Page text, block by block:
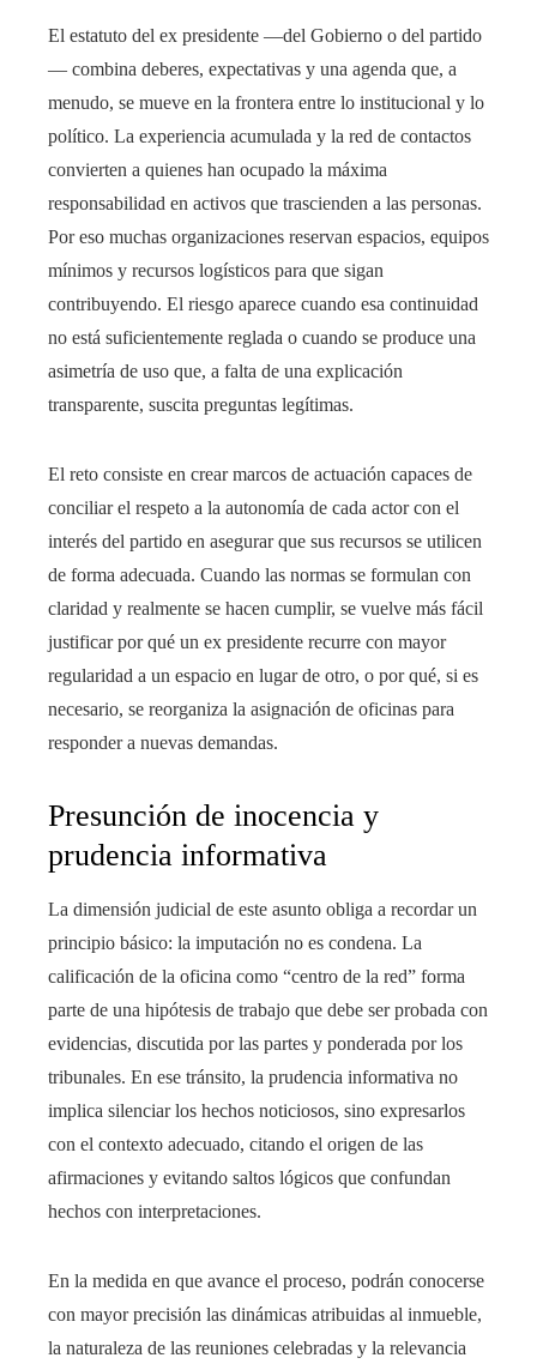
El estatuto del ex presidente —del Gobierno o del partido
— combina deberes, expectativas y una agenda que, a
menudo, se mueve en la frontera entre lo institucional y lo
político. La experiencia acumulada y la red de contactos
convierten a quienes han ocupado la máxima
responsabilidad en activos que trascienden a las personas.
Por eso muchas organizaciones reservan espacios, equipos
mínimos y recursos logísticos para que sigan
contribuyendo. El riesgo aparece cuando esa continuidad
no está suficientemente reglada o cuando se produce una
asimetría de uso que, a falta de una explicación
transparente, suscita preguntas legítimas.
El reto consiste en crear marcos de actuación capaces de
conciliar el respeto a la autonomía de cada actor con el
interés del partido en asegurar que sus recursos se utilicen
de forma adecuada. Cuando las normas se formulan con
claridad y realmente se hacen cumplir, se vuelve más fácil
justificar por qué un ex presidente recurre con mayor
regularidad a un espacio en lugar de otro, o por qué, si es
necesario, se reorganiza la asignación de oficinas para
responder a nuevas demandas.
Presunción de inocencia y
prudencia informativa
La dimensión judicial de este asunto obliga a recordar un
principio básico: la imputación no es condena. La
calificación de la oficina como “centro de la red” forma
parte de una hipótesis de trabajo que debe ser probada con
evidencias, discutida por las partes y ponderada por los
tribunales. En ese tránsito, la prudencia informativa no
implica silenciar los hechos noticiosos, sino expresarlos
con el contexto adecuado, citando el origen de las
afirmaciones y evitando saltos lógicos que confundan
hechos con interpretaciones.
En la medida en que avance el proceso, podrán conocerse
con mayor precisión las dinámicas atribuidas al inmueble,
la naturaleza de las reuniones celebradas y la relevancia